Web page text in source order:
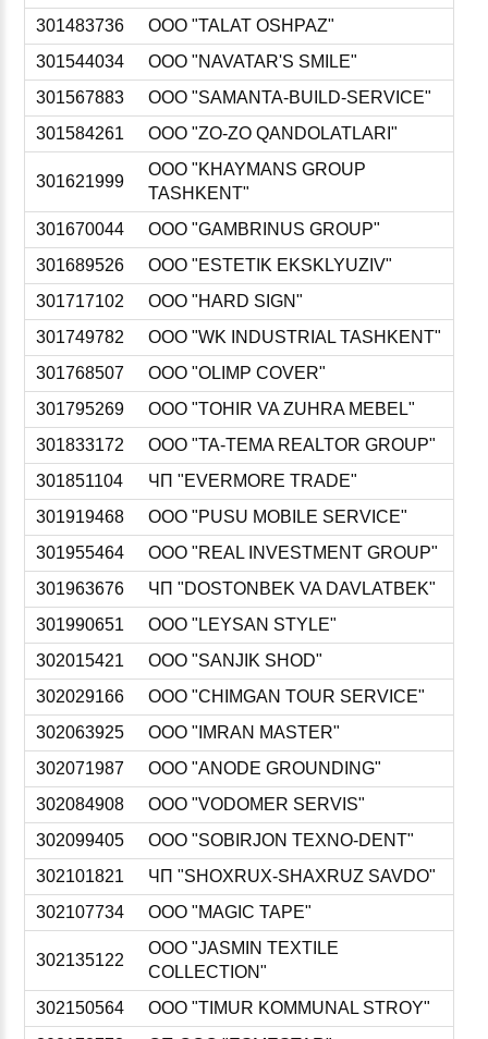
301483736
ООО "TALAT OSHPAZ"
301544034
ООО "NAVATAR'S SMILE"
301567883
ООО "SAMANTA-BUILD-SERVICE"
301584261
ООО "ZO-ZO QANDOLATLARI"
301621999
ООО "KHAYMANS GROUP
TASHKENT"
301670044
ООО "GAMBRINUS GROUP"
301689526
ООО "ESTETIK EKSKLYUZIV"
301717102
ООО "HARD SIGN"
301749782
ООО "WK INDUSTRIAL TASHKENT"
301768507
ООО "OLIMP COVER"
301795269
ООО "TOHIR VA ZUHRA MEBEL"
301833172
ООО "TA-TEMA REALTOR GROUP"
301851104
ЧП "EVERMORE TRADE"
301919468
ООО "PUSU MOBILE SERVICE"
301955464
ООО "REAL INVESTMENT GROUP"
301963676
ЧП "DOSTONBEK VA DAVLATBEK"
301990651
ООО "LEYSAN STYLE"
302015421
ООО "SANJIK SHOD"
302029166
ООО "CHIMGAN TOUR SERVICE"
302063925
ООО "IMRAN MASTER"
302071987
ООО "ANODE GROUNDING"
302084908
ООО "VODOMER SERVIS"
302099405
ООО "SOBIRJON TEXNO-DENT"
302101821
ЧП "SHOXRUX-SHAXRUZ SAVDO"
302107734
ООО "MAGIC TAPE"
302135122
ООО "JASMIN TEXTILE
COLLECTION"
302150564
ООО "TIMUR KOMMUNAL STROY"